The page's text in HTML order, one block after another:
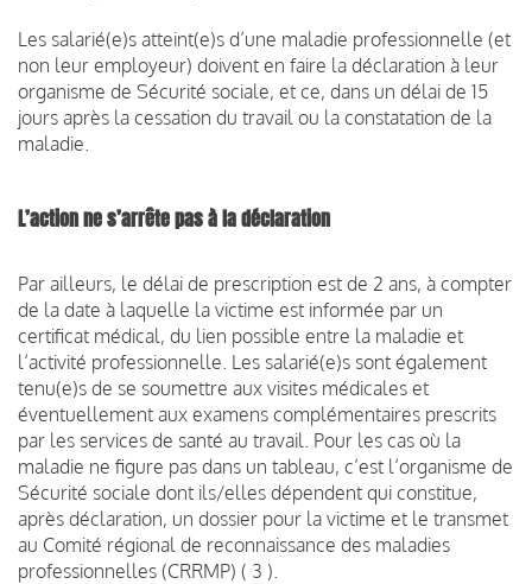
Les salarié(e)s atteint(e)s d’une maladie professionnelle (et
non leur employeur) doivent en faire la déclaration à leur
organisme de Sécurité sociale, et ce, dans un délai de 15
jours après la cessation du travail ou la constatation de la
maladie.
L’action ne s’arrête pas à la déclaration
Par ailleurs, le délai de prescription est de 2 ans, à compter
de la date à laquelle la victime est informée par un
certificat médical, du lien possible entre la maladie et
l’activité professionnelle. Les salarié(e)s sont également
tenu(e)s de se soumettre aux visites médicales et
éventuellement aux examens complémentaires prescrits
par les services de santé au travail. Pour les cas où la
maladie ne figure pas dans un tableau, c’est l’organisme de
Sécurité sociale dont ils/elles dépendent qui constitue,
après déclaration, un dossier pour la victime et le transmet
au Comité régional de reconnaissance des maladies
professionnelles (CRRMP) ( 3 ).